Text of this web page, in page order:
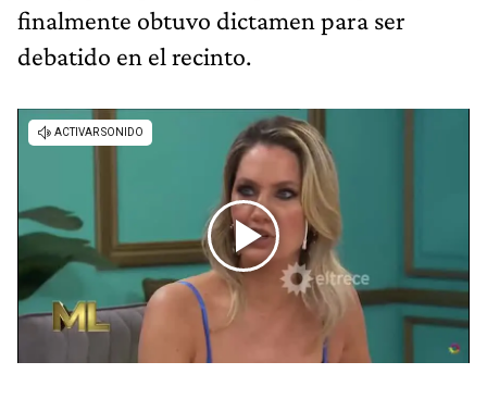
finalmente obtuvo dictamen para ser
debatido en el recinto.